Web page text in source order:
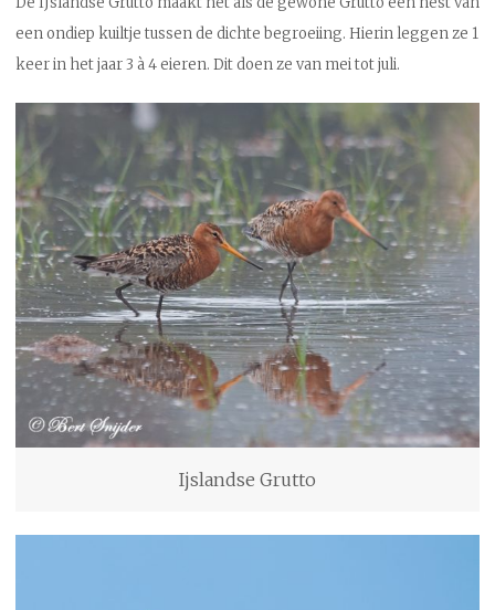
een ondiep kuiltje tussen de dichte begroeiing. Hierin leggen ze 1
keer in het jaar 3 à 4 eieren. Dit doen ze van mei tot juli.
Ijslandse Grutto